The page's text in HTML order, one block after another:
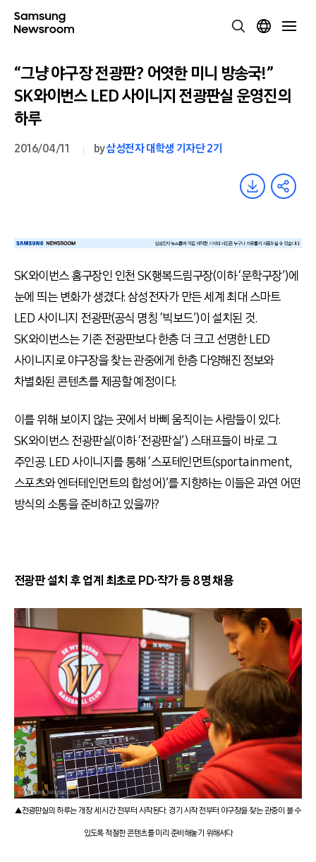
“그냥 야구장 전광판? 어엿한 미니 방송국!”
SK와이번스 LED 사이니지 전광판실 운영진의
하루
2016/04/11 by삼성전자 대학생 기자단 2기
SK와이번스 홈구장인 인천 SK행복드림구장(이하 ‘문학구장’)에
눈에 띄는 변화가 생겼다. 삼성전자가 만든 세계 최대 스마트
LED 사이니지 전광판(공식 명칭 ‘빅보드’)이 설치된 것.
SK와이번스는 기존 전광판보다 한층 더 크고 선명한 LED
사이니지로 야구장을 찾는 관중에게 한층 다양해진 정보와
차별화된 콘텐츠를 제공할 예정이다.
이를 위해 보이지 않는 곳에서 바삐 움직이는 사람들이 있다.
SK와이번스 전광판실(이하 ‘전광판실’) 스태프들이 바로 그
주인공. LED 사이니지를 통해 ‘스포테인먼트(sportainment,
스포츠와 엔터테인먼트의 합성어)’를 지향하는 이들은 과연 어떤
방식의 소통을 준비하고 있을까?
전광판 설치 후 업계 최초로 PD∙작가 등 8명 채용
▲전광판실의 하루는 개장 세 시간 전부터 시작된다. 경기 시작 전부터 야구장을 찾는 관중이 볼 수
있도록 적절한 콘텐츠를 미리 준비해놓기 위해서다